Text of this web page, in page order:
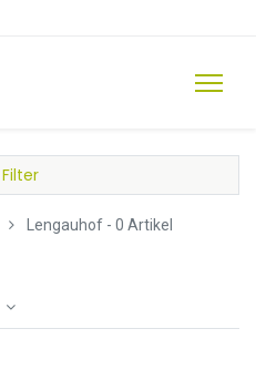
Filter
Lengauhof - 0 Artikel